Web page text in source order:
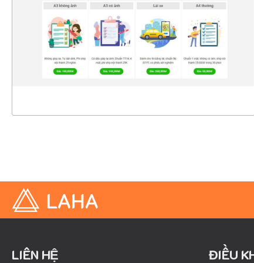
CHI TIẾT
LIÊN HỆ ĐIỀU